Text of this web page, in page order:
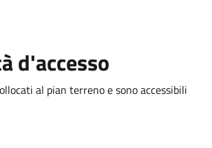
d'accesso
al pian terreno e sono accessibili